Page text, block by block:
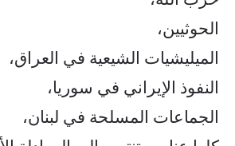
الحوثيين،
الميليشيات الشيعية في العراق،
النفوذ الإيراني في سوريا،
الجماعات المسلحة في لبنان،